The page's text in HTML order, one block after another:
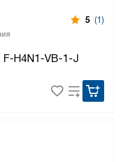
F-H4N1-VB-1-J
5 (1)